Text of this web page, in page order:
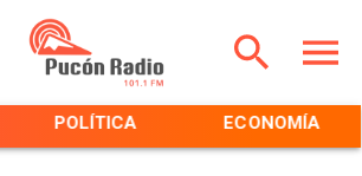
POLÍTICA ECONOMÍA